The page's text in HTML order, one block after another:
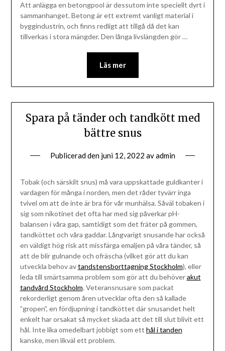
Att anlägga en betongpool är dessutom inte speciellt dyrt i
sammanhanget. Betong är ett extremt vanligt material i
byggindustrin, och finns redligt att tillgå då det kan
tillverkas i stora mängder. Den långa livslängden gör …
Läs mer
Spara på tänder och tandkött med
bättre snus
Publicerad den juni 12, 2022 avadmin
Tobak (och särskilt snus) må vara uppskattade guldkanter i
vardagen för många i norden, men det råder tyvärr inga
tvivel om att de inte är bra för vår munhälsa. Såväl tobaken i
sig som nikotinet det ofta har med sig påverkar pH-
balansen i våra gap, samtidigt som det fräter på gommen,
tandköttet och våra gaddar. Långvarigt snusande har också
en väldigt hög risk att missfärga emaljen på våra tänder, så
att de blir gulnande och ofräscha (vilket gör att du kan
utveckla behov avtandstensborttagning Stockholm), eller
leda till smärtsamma problem som gör att du behöverakut
tandvård Stockholm. Veteransnusare som packat
rekorderligt genom åren utvecklar ofta den så kallade
”gropen”, en fördjupning i tandköttet där snusandet helt
enkelt har orsakat så mycket skada att det till slut blivit ett
hål. Inte lika omedelbart jobbigt som ett hål i tanden
kanske, men likväl ett problem.